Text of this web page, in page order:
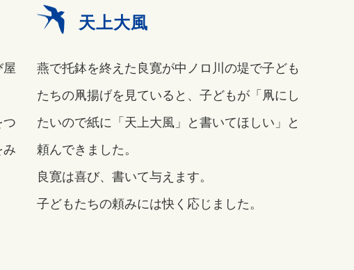
屋
つ
み
天上大風
燕で托鉢を終えた良寛が中ノロ川の堤で子ども
たちの凧揚げを見ていると、子どもが「凧にし
たいので紙に「天上大風」と書いてほしい」と
頼んできました。
良寛は喜び、書いて与えます。
子どもたちの頼みには快く応じました。